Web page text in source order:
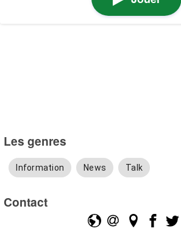
Les genres
Information News Talk
Contact